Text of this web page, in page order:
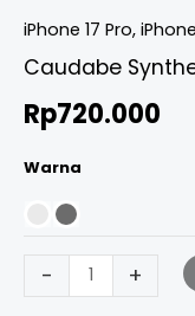
iPhone 17 Pro,
Caudabe
Rp720.000
Warna
- +